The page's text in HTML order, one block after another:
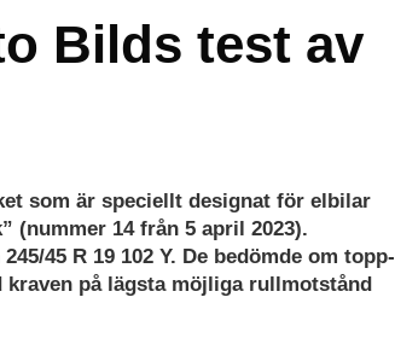
Bilds test av
som är speciellt designat för elbilar
(nummer 14 från 5 april 2023).
45 R 19 102 Y. De bedömde om topp-
kraven på lägsta möjliga rullmotstånd